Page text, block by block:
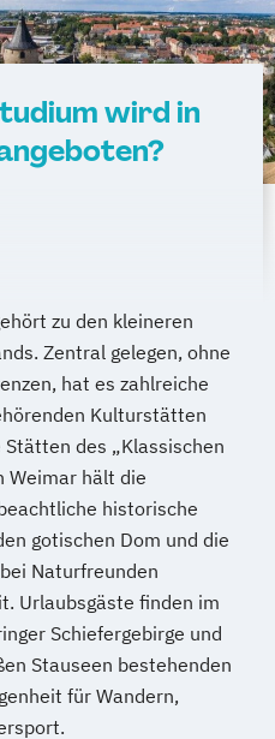
wird in
zu den kleineren
Zentral gelegen, ohne
hat es zahlreiche
Kulturstätten
des „Klassischen
Weimar hält die
historische
gotischen Dom und die
Naturfreunden
Urlaubsgäste finden im
Schiefergebirge und
Stauseen bestehenden
für Wandern,